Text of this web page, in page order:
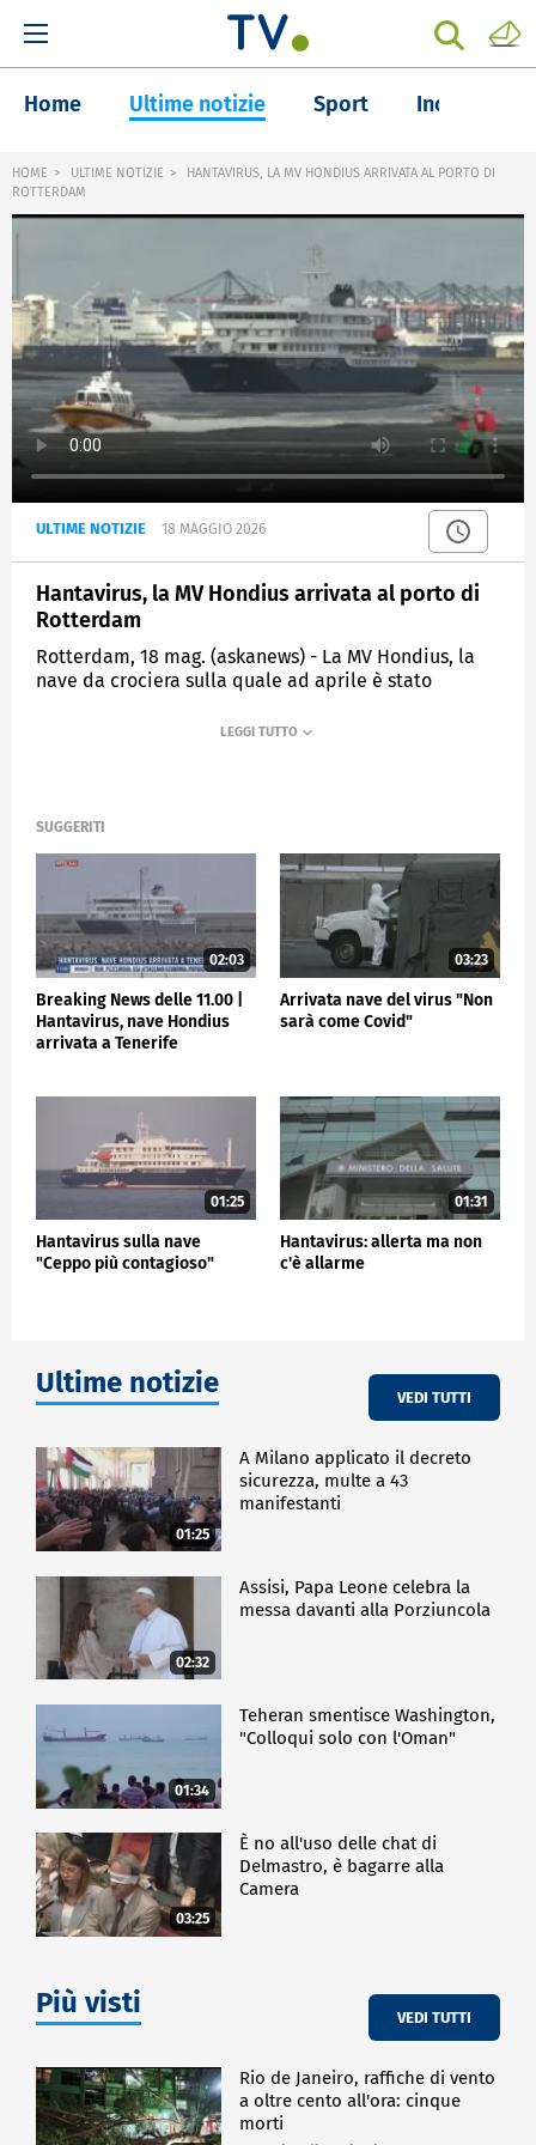
Home Ultime notizie Sport Inchieste
HOME ULTIME NOTIZIE
HANTAVIRUS, LA MV HONDIUS ARRIVATA AL PORTO DI
ROTTERDAM
ULTIME NOTIZIE 18 MAGGIO 2026
Hantavirus, la MV Hondius arrivata al porto di
Rotterdam
Rotterdam, 18 mag. (askanews) - La MV Hondius, la
nave da crociera sulla quale ad aprile è stato
AfpTv effettua la sua manovra di avvicinamento
autorità di una ventina di paesi hanno sottoposto i
casi sospetti e i loro contatti a sorveglianza o
quarantena. La nave attraccherà al Calandsteiger 7
nell'Europoort, dove verrà sottoposta a pulizia e
disinfezione approfondite.
ESTERI
SUGGERITI
02:03
Breaking News delle 11.00 |
Hantavirus, nave Hondius
arrivata a Tenerife
03:23
Arrivata nave del virus "Non
sarà come Covid"
01:25
Hantavirus sulla nave
"Ceppo più contagioso"
01:31
Hantavirus: allerta ma non
c'è allarme
Ultime notizie VEDI TUTTI
01:25
A Milano applicato il decreto
sicurezza, multe a 43
manifestanti
02:32
Assisi, Papa Leone celebra la
messa davanti alla Porziuncola
01:34
Teheran smentisce Washington,
"Colloqui solo con l'Oman"
03:25
È no all'uso delle chat di
Delmastro, è bagarre alla
Camera
Più visti VEDI TUTTI
Rio de Janeiro, raffiche di vento
a oltre cento all'ora: cinque
morti